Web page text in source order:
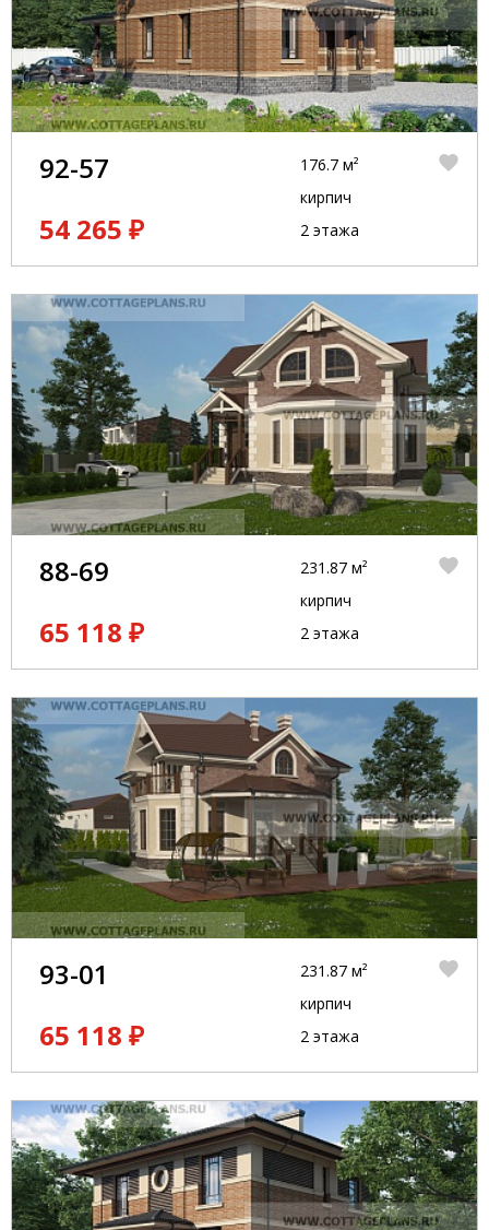
92-57
54 265 ₽
176.7 м²
кирпич
2 этажа
88-69
65 118 ₽
231.87 м²
кирпич
2 этажа
93-01
65 118 ₽
231.87 м²
кирпич
2 этажа